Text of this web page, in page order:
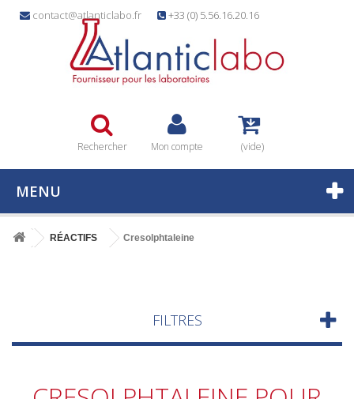
contact@atlanticlabo.fr +33 (0) 5.56.16.20.16
Rechercher Mon compte (vide)
MENU
RÉACTIFS Cresolphtaleine
FILTRES